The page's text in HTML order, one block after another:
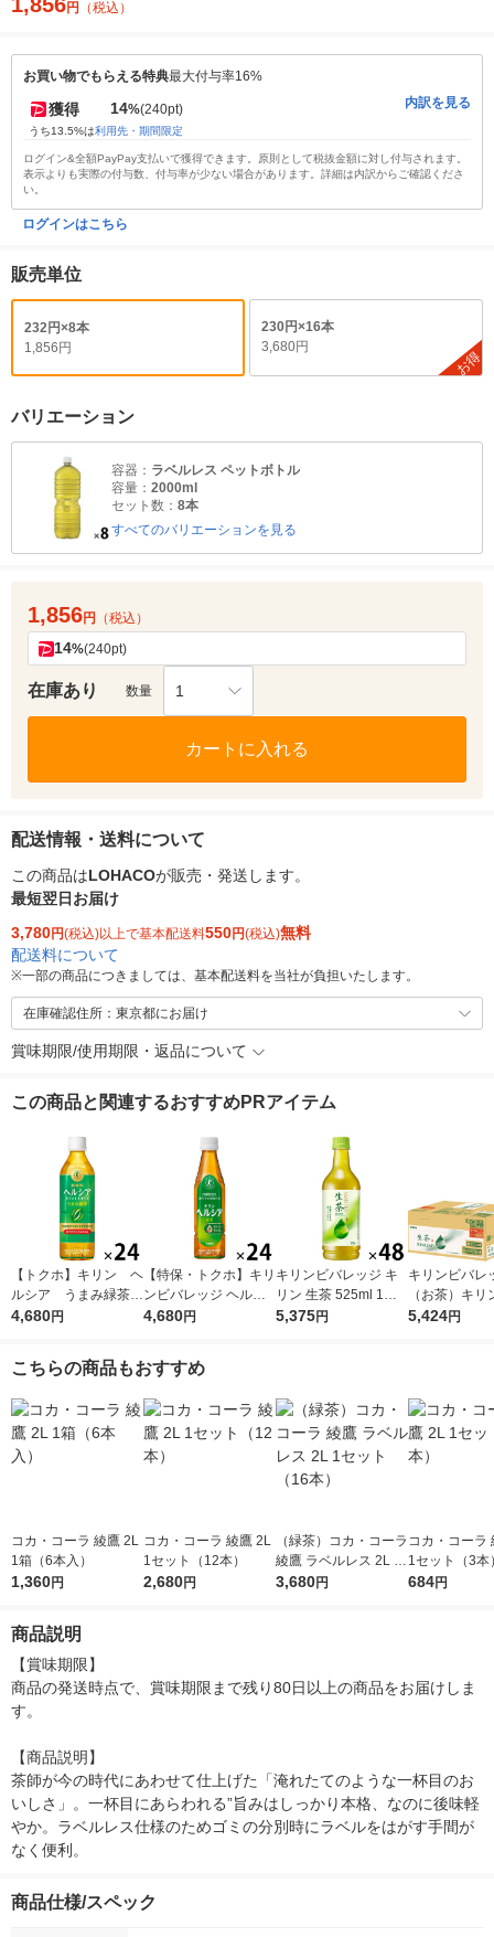
円 （税込）
お買い物でもらえる特典最大付与率16%
獲得 14%(240pt)
うち13.5%は利用先・期間限定
内訳を見る
ログイン&全額PayPay支払いで獲得できます。原則として税抜金額に対し付与されます。
表示よりも実際の付与数、付与率が少ない場合があります。詳細は内訳からご確認くださ
い。
ログインはこちら
販売単位
232円×8本
1,856円
230円×16本
3,680円
お得
バリエーション
容器： ラベルレス ペットボトル
容量： 2000ml
セット数： 8本
すべてのバリエーションを見る
1,856円 （税込）
14%(240pt)
在庫あり 数量 1
カートに入れる
配送情報・送料について
この商品はLOHACOが販売・発送します。
最短翌日お届け
3,780円(税込)以上で基本配送料550円(税込)無料
配送料について
※一部の商品につきましては、基本配送料を当社が負担いたします。
在庫確認住所：東京都にお届け
賞味期限/使用期限・返品について
この商品と関連するおすすめPRアイテム
【トクホ】キリン ヘ
ルシア うまみ緑茶
５００ｍｌＰＥＴ 1箱
4,680円
【特保・トクホ】キリ
ンビバレッジ ヘルシ
ア 緑茶 350ml スリム
4,680円
キリンビバレッジ キ
リン 生茶 525ml 1セ
ット（48本） お茶 緑
5,375円
キリンビバレ
（お茶）キリ
ッジ 生茶 ラ
5,424円
こちらの商品もおすすめ
コカ・コーラ 綾鷹 2L
1箱（6本入）
1,360円
コカ・コーラ 綾鷹 2L
1セット（12本）
2,680円
（緑茶）コカ・コーラ
綾鷹 ラベルレス 2L 1
セット（16本）
3,680円
コカ・コーラ
1セット（3本
684円
商品説明
【賞味期限】
商品の発送時点で、賞味期限まで残り80日以上の商品をお届けしま
す。
【商品説明】
茶師が今の時代にあわせて仕上げた「淹れたてのような一杯目のお
いしさ」。一杯目にあらわれる”旨みはしっかり本格、なのに後味軽
やか。ラベルレス仕様のためゴミの分別時にラベルをはがす手間が
なく便利。
商品仕様/スペック